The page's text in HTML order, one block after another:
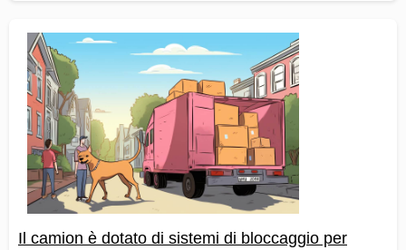
Il camion è dotato di sistemi di bloccaggio per